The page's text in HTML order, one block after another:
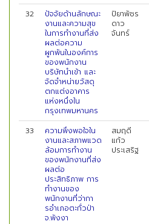
32
ปัจจัยด้านลักษณะ
งานและความสุข
ในการทำงานที่ส่ง
ผลต่อความ
ผูกพันในองค์การ
ของพนักงาน
บริษัทนำเข้า และ
จัดจำหน่ายวัสดุ
ตกแต่งอาคาร
แห่งหนึ่งใน
กรุงเทพมหานคร
ปิยาพัชร
ดาว
จันทร์
33
ความพึงพอใจใน
งานและสภาพแวด
ล้อมการทํางาน
ของพนักงานที่ส่ง
ผลต่อ
ประสิทธิภาพ การ
ทํางานของ
พนักงานที่ว่ากา
รอําเภอตะกั่วป่า
จ.พังงา
สมฤดี
แก้ว
ประเสริฐ